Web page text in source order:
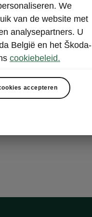
en koeling (15 W)
We
van de website met
analysepartners. U
België en het Škoda-
cookiebeleid.
accepteren